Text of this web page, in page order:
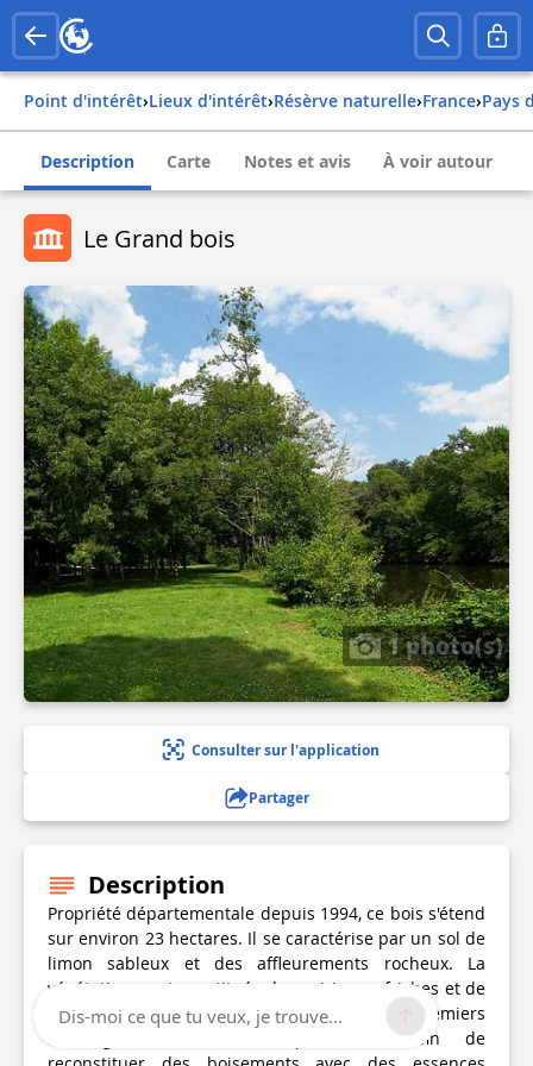
Point d'intérêt› Lieux d'intérêt› Résèrve naturelle› france› pays
Description Carte Notes et avis À voir autour
Le Grand bois
1 photo(s)
Consulter sur l'application
Partager
Description
Propriété départementale depuis 1994, ce bois s'étend
sur environ 23 hectares. Il se caractérise par un sol de
limon sableux et des affleurements rocheux. La
végétation y est constituée de prairies en friches et de
taillis. Le Département a axé ses premiers
aménagements sur les plantations afin de
Dis-moi ce que tu veux, je trouve...